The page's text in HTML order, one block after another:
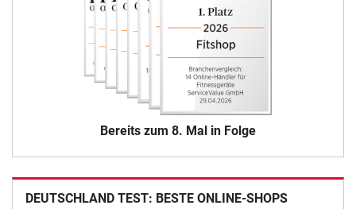
Bereits zum 8. Mal in Folge
DEUTSCHLAND TEST: BESTE ONLINE-SHOPS